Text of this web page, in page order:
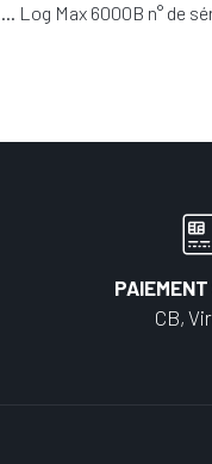
Log Max 6000B n° de
CB,